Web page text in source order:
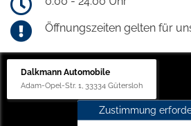
Öffnungszeiten gelten für
Dalkmann Automobile
Adam-Opel-Str. 1, 33334 Gütersloh
Zustimmung